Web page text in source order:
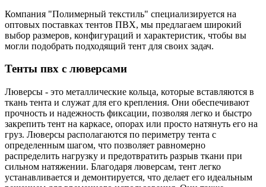
Компания "Полимерный текстиль" специализируется на
оптовых поставках тентов ПВХ, мы предлагаем широкий
выбор размеров, конфигураций и характеристик, чтобы вы
могли подобрать подходящий тент для своих задач.
Тенты пвх с люверсами
Люверсы - это металлические кольца, которые вставляются в
ткань тента и служат для его крепления. Они обеспечивают
прочность и надежность фиксации, позволяя легко и быстро
закрепить тент на каркасе, опорах или просто натянуть его на
груз. Люверсы располагаются по периметру тента с
определенным шагом, что позволяет равномерно
распределить нагрузку и предотвратить разрыв ткани при
сильном натяжении. Благодаря люверсам, тент легко
устанавливается и демонтируется, что делает его идеальным